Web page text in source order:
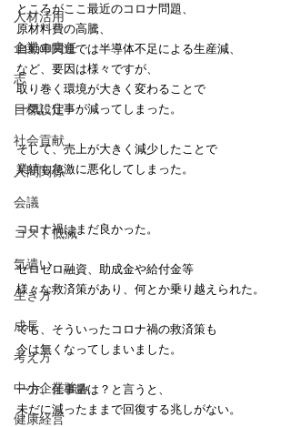
人材活用
企業の責任
志
目標設定
社会貢献
人間関係
会議
コスト低減
気遣い
生き方
成長
考え方
中小企業強み
健康経営
ところがここ最近のコロナ問題、
原材料費の高騰、
自動車関連では半導体不足による生産減、
など、要因は様々ですが、
取り巻く環境が大きく変わることで
一気に仕事が減ってしまった。
そして、売上が大きく減少したことで
業績も急激に悪化してしまった。
コロナ禍はまだ良かった。
ゼロゼロ融資、助成金や給付金等
様々な救済策があり、何とか乗り越えられた。
でも、そういったコロナ禍の救済策も
今は無くなってしまいました。
一方、仕事量は？と言うと、
未だに減ったままで回復する兆しがない。